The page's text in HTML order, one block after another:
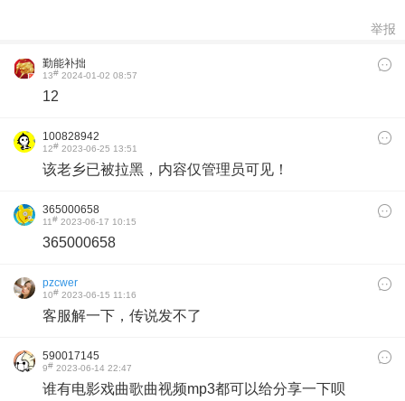
举报
勤能补拙
13# 2024-01-02 08:57
12
100828942
12# 2023-06-25 13:51
该老乡已被拉黑，内容仅管理员可见！
365000658
11# 2023-06-17 10:15
365000658
pzcwer
10# 2023-06-15 11:16
客服解一下，传说发不了
590017145
9# 2023-06-14 22:47
谁有电影戏曲歌曲视频mp3都可以给分享一下呗